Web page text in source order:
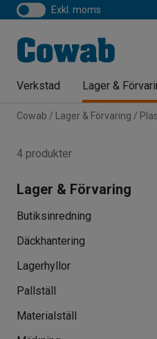
exkl. moms
Verkstad Lager &
Cowab Lager & Förvaring
4 produkter
Lager & Förvaring
Butiksinredning
Däckhantering
Lagerhyllor
Pallställ
Materialställ